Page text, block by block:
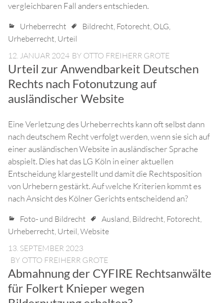
vergleichbaren Fall anders entschieden.
Urheberrecht Bildrecht, Fotorecht, OLG,
Urheberrecht, Urteil
12. JANUAR 2024 BY OTTO FREIHERR GROTE
Urteil zur Anwendbarkeit Deutschen
Rechts nach Fotonutzung auf
ausländischer Website
Eine Verletzung des Urheberrechts kann oft selbst dann
nach deutschem Recht verfolgt werden, wenn sie sich auf
einer ausländischen Website in ausländischer Sprache
abspielt. Dies hat das LG Köln in einer aktuellen
Entscheidung klargestellt und damit die Rechtsposition
von Urhebern gestärkt. Auf welche Kriterien kommt es
nach Ansicht des Kölner Gerichts entscheidend an?
Foto- und Bildrecht Ausland, Bildrecht, Fotorecht,
Urheberrecht, Urteil,Website
13. SEPTEMBER 2023
BY OTTO FREIHERR GROTE
Abmahnung der CYFIRE Rechtsanwälte
für Folkert Knieper wegen